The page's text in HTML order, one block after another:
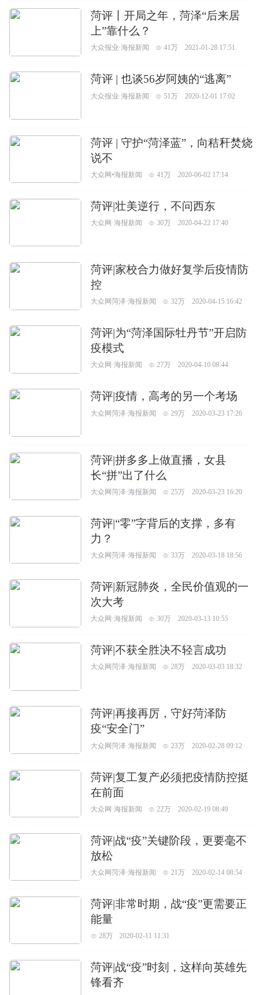
菏评丨开局之年，菏泽“后来居
上”靠什么？
大众报业·海报新闻 41万 2021-01-28 17:51
菏评 | 也谈56岁阿姨的“逃离”
大众报业·海报新闻 51万 2020-12-01 17:02
菏评 | 守护“菏泽蓝”，向秸秆焚烧
说不
大众网•海报新闻 41万 2020-06-02 17:14
菏评|壮美逆行，不问西东
大众网·海报新闻 30万 2020-04-22 17:40
菏评|家校合力做好复学后疫情防
控
大众网菏泽·海报新闻 32万 2020-04-15 16:42
菏评|为“菏泽国际牡丹节”开启防
疫模式
大众网·海报新闻 27万 2020-04-10 08:44
菏评|疫情，高考的另一个考场
大众网菏泽·海报新闻 29万 2020-03-23 17:26
菏评|拼多多上做直播，女县
长“拼”出了什么
大众网菏泽·海报新闻 25万 2020-03-23 16:20
菏评|“零”字背后的支撑，多有
力？
大众网菏泽·海报新闻 33万 2020-03-18 18:56
菏评|新冠肺炎，全民价值观的一
次大考
大众网·海报新闻 30万 2020-03-13 10:55
菏评|不获全胜决不轻言成功
大众网菏泽·海报新闻 28万 2020-03-03 18:32
菏评|再接再厉，守好菏泽防
疫“安全门”
大众网菏泽·海报新闻 23万 2020-02-28 09:12
菏评|复工复产必须把疫情防控挺
在前面
大众网·海报新闻 22万 2020-02-19 08:49
菏评|战“疫”关键阶段，更要毫不
放松
大众网菏泽·海报新闻 21万 2020-02-14 08:54
菏评|非常时期，战“疫”更需要正
能量
28万 2020-02-11 11:31
菏评|战“疫”时刻，这样向英雄先
锋看齐